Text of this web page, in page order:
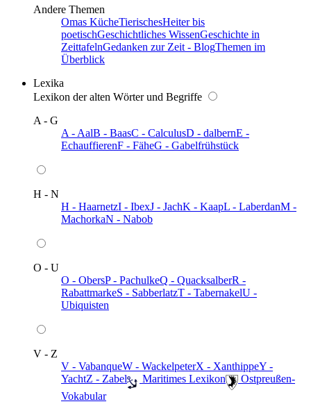
Andere Themen
Omas KücheTierischesHeiter bis
poetischGeschichtliches WissenGeschichte in
ZeittafelnGedanken zur Zeit - BlogThemen im
Überblick
Lexika
Lexikon der alten Wörter und Begriffe
A - G
A - AalB - BaasC - CalculusD - dalbernE -
EchauffierenF - FäheG - Gabelfrühstück
H - N
H - HaarnetzI - IbexJ - JachK - KaapL - LaberdanM -
MachorkaN - Nabob
O - U
O - ObersP - PachulkeQ - QuacksalberR -
RabattmarkeS - SabberlatzT - TabernakelU -
Ubiquisten
V - Z
V - VabanqueW - WackelpeterX - XanthippeY -
YachtZ - Zabel ️ Maritimes Lexikon
️ Ostpreußen-
Vokabular